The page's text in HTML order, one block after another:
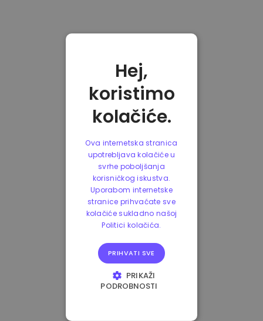
Hej,
koristimo
kolačiće.
Ova internetska stranica
upotrebljava kolačiće u
svrhe poboljšanja
korisničkog iskustva.
Uporabom internetske
stranice prihvaćate sve
kolačiće sukladno našoj
Politici kolačića.
PRIHVATI SVE
PRIKAŽI
PODROBNOSTI